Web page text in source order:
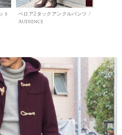
ト
ベロア2タックアンクルパンツ /
Audience